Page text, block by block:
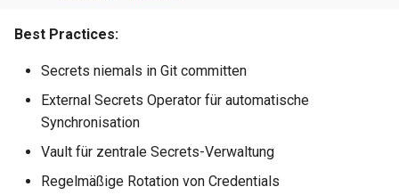
Best Practices:
Secrets niemals in Git committen
External Secrets Operator für automatische
Synchronisation
Vault für zentrale Secrets-Verwaltung
Regelmäßige Rotation von Credentials